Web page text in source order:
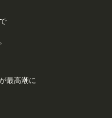
最高潮に